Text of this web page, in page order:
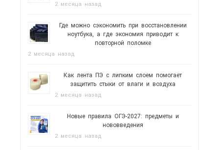
2 месяца назад
Где можно сэкономить при восстановлении
ноутбука, а где экономия приводит к
повторной поломке
2 месяца назад
Как лента ПЭ с липким слоем помогает
защитить стыки от влаги и воздуха
2 месяца назад
Новые правила ОГЭ-2027: предметы и
нововведения
2 месяца назад